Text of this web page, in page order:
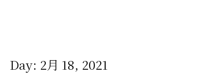
Day: 2月 18, 2021